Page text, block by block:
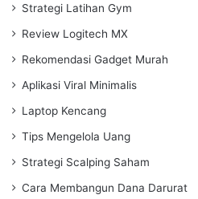
Strategi Latihan Gym
Review Logitech MX
Rekomendasi Gadget Murah
Aplikasi Viral Minimalis
Laptop Kencang
Tips Mengelola Uang
Strategi Scalping Saham
Cara Membangun Dana Darurat